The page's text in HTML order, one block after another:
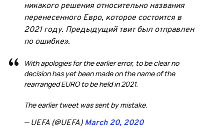
никакого решения относительно названия
перенесенного Евро, которое состоится в
2021 году. Предыдущий твит был отправлен
по ошибке».
With apologies for the earlier error, to be clear no
decision has yet been made on the name of the
rearranged EURO to be held in 2021.
The earlier tweet was sent by mistake.
— UEFA (@UEFA) March 20, 2020